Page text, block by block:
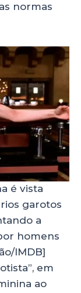
normas
é vista
garotos
a
homens
IMDB]
em
ao